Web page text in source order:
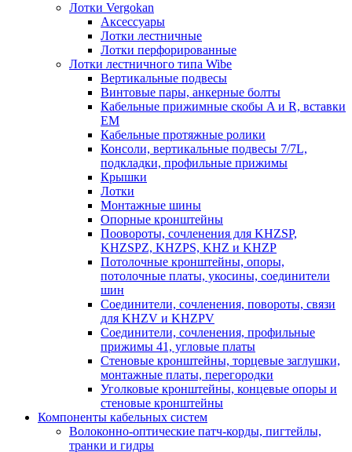
Лотки Vergokan
Аксессуары
Лотки лестничные
Лотки перфорированные
Лотки лестничного типа Wibe
Вертикальные подвесы
Винтовые пары, анкерные болты
Кабельные прижимные скобы A и R, вставки
EM
Кабельные протяжные ролики
Консоли, вертикальные подвесы 7/7L,
подкладки, профильные прижимы
Крышки
Лотки
Монтажные шины
Опорные кронштейны
Поовороты, сочленения для KHZSP,
KHZSPZ, KHZPS, KHZ и KHZP
Потолочные кронштейны, опоры,
потолочные платы, укосины, соединители
шин
Соединители, сочленения, повороты, связи
для KHZV и KHZPV
Соединители, сочленения, профильные
прижимы 41, угловые платы
Стеновые кронштейны, торцевые заглушки,
монтажные платы, перегородки
Уголковые кронштейны, концевые опоры и
стеновые кронштейны
Компоненты кабельных систем
Волоконно-оптические патч-корды, пигтейлы,
транки и гидры